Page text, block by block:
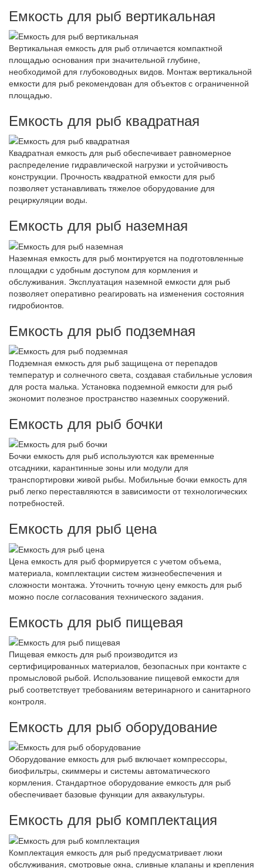
Емкость для рыб вертикальная
Вертикальная емкость для рыб отличается компактной
площадью основания при значительной глубине,
необходимой для глубоководных видов. Монтаж вертикальной
емкости для рыб рекомендован для объектов с ограниченной
площадью.
Емкость для рыб квадратная
Квадратная емкость для рыб обеспечивает равномерное
распределение гидравлической нагрузки и устойчивость
конструкции. Прочность квадратной емкости для рыб
позволяет устанавливать тяжелое оборудование для
рециркуляции воды.
Емкость для рыб наземная
Наземная емкость для рыб монтируется на подготовленные
площадки с удобным доступом для кормления и
обслуживания. Эксплуатация наземной емкости для рыб
позволяет оперативно реагировать на изменения состояния
гидробионтов.
Емкость для рыб подземная
Подземная емкость для рыб защищена от перепадов
температур и солнечного света, создавая стабильные условия
для роста малька. Установка подземной емкости для рыб
экономит полезное пространство наземных сооружений.
Емкость для рыб бочки
Бочки емкость для рыб используются как временные
отсадники, карантинные зоны или модули для
транспортировки живой рыбы. Мобильные бочки емкость для
рыб легко переставляются в зависимости от технологических
потребностей.
Емкость для рыб цена
Цена емкость для рыб формируется с учетом объема,
материала, комплектации систем жизнеобеспечения и
сложности монтажа. Уточнить точную цену емкость для рыб
можно после согласования технического задания.
Емкость для рыб пищевая
Пищевая емкость для рыб производится из
сертифицированных материалов, безопасных при контакте с
промысловой рыбой. Использование пищевой емкости для
рыб соответствует требованиям ветеринарного и санитарного
контроля.
Емкость для рыб оборудование
Оборудование емкость для рыб включает компрессоры,
биофильтры, скиммеры и системы автоматического
кормления. Стандартное оборудование емкость для рыб
обеспечивает базовые функции для аквакультуры.
Емкость для рыб комплектация
Комплектация емкость для рыб предусматривает люки
обслуживания, смотровые окна, сливные клапаны и крепления